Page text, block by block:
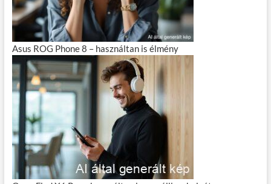
Asus ROG Phone 8 – használtan is élmény